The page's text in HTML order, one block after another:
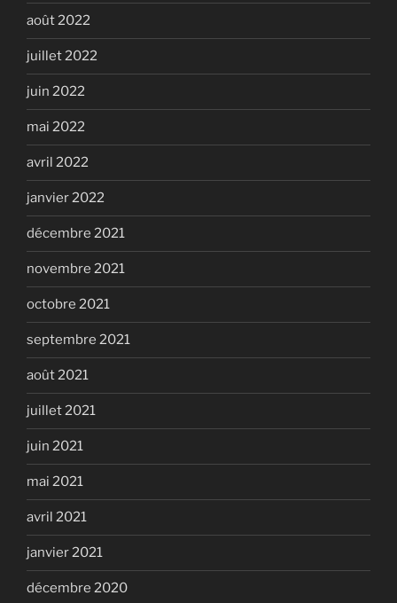
août 2022
juillet 2022
juin 2022
mai 2022
avril 2022
janvier 2022
décembre 2021
novembre 2021
octobre 2021
septembre 2021
août 2021
juillet 2021
juin 2021
mai 2021
avril 2021
janvier 2021
décembre 2020